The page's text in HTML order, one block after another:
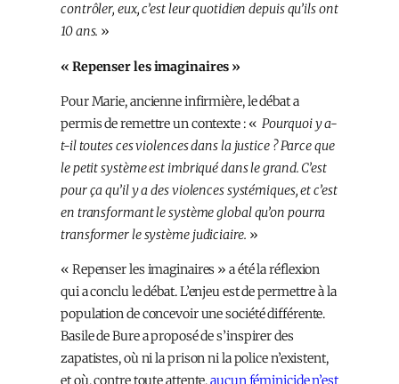
contrôler, eux, c’est leur quotidien depuis qu’ils ont
10 ans. »
« Repenser les imaginaires »
Pour Marie, ancienne infirmière, le débat a
permis de remettre un contexte : « Pourquoi y a-
t-il toutes ces violences dans la justice ? Parce que
le petit système est imbriqué dans le grand. C’est
pour ça qu’il y a des violences systémiques, et c’est
en transformant le système global qu’on pourra
transformer le système judiciaire. »
« Repenser les imaginaires » a été la réflexion
qui a conclu le débat. L’enjeu est de permettre à la
population de concevoir une société différente.
Basile de Bure a proposé de s’inspirer des
zapatistes, où ni la prison ni la police n’existent,
et où, contre toute attente,aucun féminicide n’est